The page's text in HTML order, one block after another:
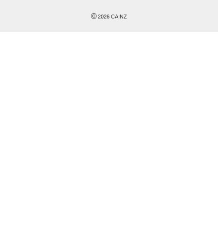
©2026 CAINZ